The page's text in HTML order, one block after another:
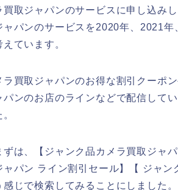
取ジャパンのサービスに申し込み
ャパンのサービスを2020年、2021
ています。
買取ジャパンのお得な割引クーポ
ンのお店のラインなどで配信して
は、【ジャンク品カメラ買取ジャ
パン ライン割引セール】【 ジャン
じで検索してみることにしました。